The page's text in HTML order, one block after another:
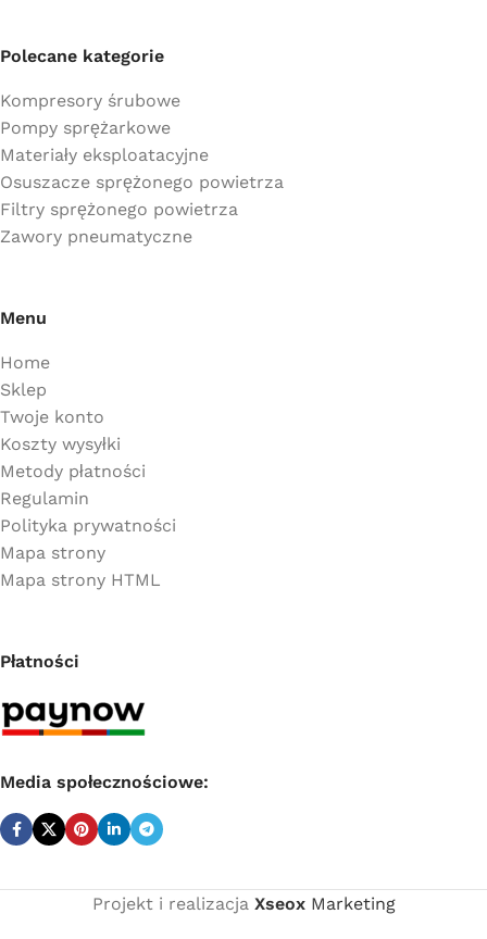
Polecane kategorie
Kompresory śrubowe
Pompy sprężarkowe
Materiały eksploatacyjne
Osuszacze sprężonego powietrza
Filtry sprężonego powietrza
Zawory pneumatyczne
Menu
Home
Sklep
Twoje konto
Koszty wysyłki
Metody płatności
Regulamin
Polityka prywatności
Mapa strony
Mapa strony HTML
Płatności
Media społecznościowe:
Projekt i realizacja XseoxMarketing